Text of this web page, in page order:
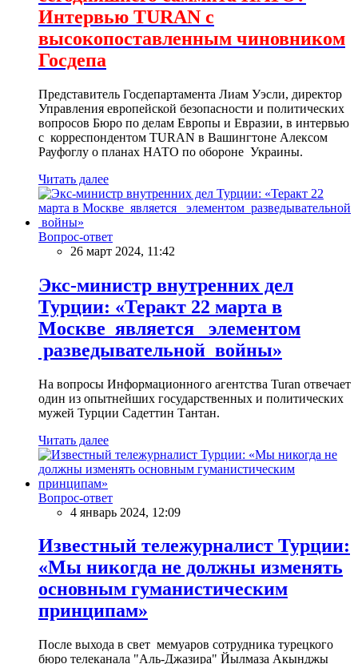
Интервью TURAN с
высокопоставленным чиновником
Госдепа
Представитель Госдепартамента Лиам Уэсли, директор
Управления европейской безопасности и политических
вопросов Бюро по делам Европы и Евразии, в интервью
с корреспондентом TURAN в Вашингтоне Алексом
Рауфоглу о планах НАТО по обороне Украины.
Читать далее
Вопрос-ответ
26 март 2024, 11:42
Экс-министр внутренних дел
Турции: «Теракт 22 марта в
Москве является элементом
разведывательной войны»
На вопросы Информационного агентства Turan отвечает
один из опытнейших государственных и политических
мужей Турции Садеттин Тантан.
Читать далее
Вопрос-ответ
4 январь 2024, 12:09
Известный тележурналист Турции:
«Мы никогда не должны изменять
основным гуманистическим
принципам»
После выхода в свет мемуаров сотрудника турецкого
бюро телеканала "Аль-Джазира" Йылмаза Акынджы